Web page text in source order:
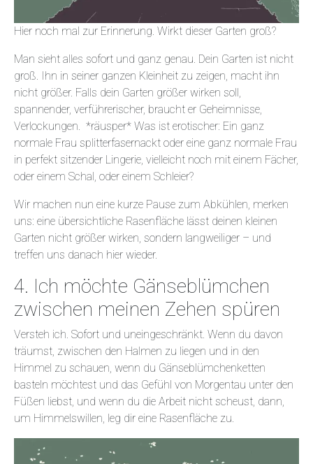
Hier noch mal zur Erinnerung. Wirkt dieser Garten groß?
Man sieht alles sofort und ganz genau. Dein Garten ist nicht
groß. Ihn in seiner ganzen Kleinheit zu zeigen, macht ihn
nicht größer. Falls dein Garten größer wirken soll,
spannender, verführerischer, braucht er Geheimnisse,
Verlockungen. *räusper* Was ist erotischer: Ein ganz
normale Frau splitterfasernackt oder eine ganz normale Frau
in perfekt sitzender Lingerie, vielleicht noch mit einem Fächer,
oder einem Schal, oder einem Schleier?
Wir machen nun eine kurze Pause zum Abkühlen, merken
uns: eine übersichtliche Rasenfläche lässt deinen kleinen
Garten nicht größer wirken, sondern langweiliger – und
treffen uns danach hier wieder.
4. Ich möchte Gänseblümchen
zwischen meinen Zehen spüren
Versteh ich. Sofort und uneingeschränkt. Wenn du davon
träumst, zwischen den Halmen zu liegen und in den
Himmel zu schauen, wenn du Gänseblümchenketten
basteln möchtest und das Gefühl von Morgentau unter den
Füßen liebst, und wenn du die Arbeit nicht scheust, dann,
um Himmelswillen, leg dir eine Rasenfläche zu.